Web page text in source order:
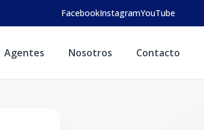
FacebookInstagramYouTube
Agentes Nosotros Contacto